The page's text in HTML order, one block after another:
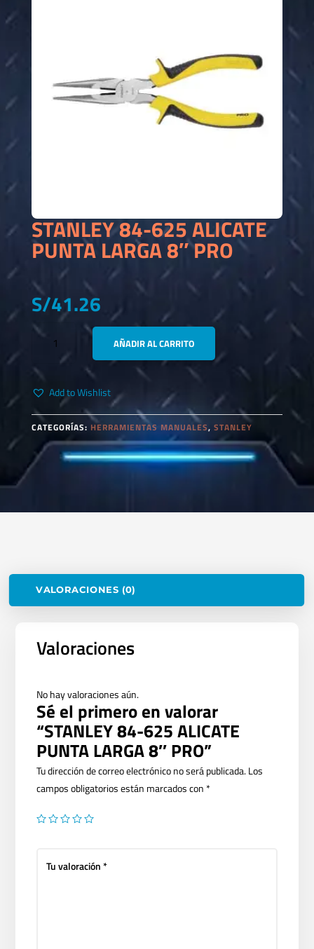
STANLEY 84-625 ALICATE
PUNTA LARGA 8″ PRO
S/41.26
STANLEY
ALICATE
PUNTA
LARGA
8"
PRO
CANTIDAD
AÑADIR AL CARRITO
Add to Wishlist
CATEGORÍAS: HERRAMIENTAS MANUALES, STANLEY
VALORACIONES (0)
Valoraciones
No hay valoraciones aún.
Sé el primero en valorar
“STANLEY 84-625 ALICATE
PUNTA LARGA 8″ PRO”
Tu dirección de correo electrónico no será publicada.Los
campos obligatorios están marcados con *